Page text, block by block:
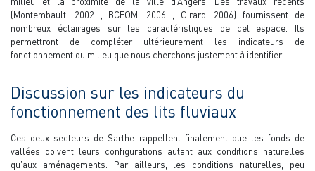
(Montembault, 2002 ; BCEOM, 2006 ; Girard, 2006) fournissent de
nombreux éclairages sur les caractéristiques de cet espace. Ils
permettront de compléter ultérieurement les indicateurs de
fonctionnement du milieu que nous cherchons justement à identifier.
Discussion sur les indicateurs du
fonctionnement des lits fluviaux
Ces deux secteurs de Sarthe rappellent finalement que les fonds de
vallées doivent leurs configurations autant aux conditions naturelles
qu’aux aménagements. Par ailleurs, les conditions naturelles, peu